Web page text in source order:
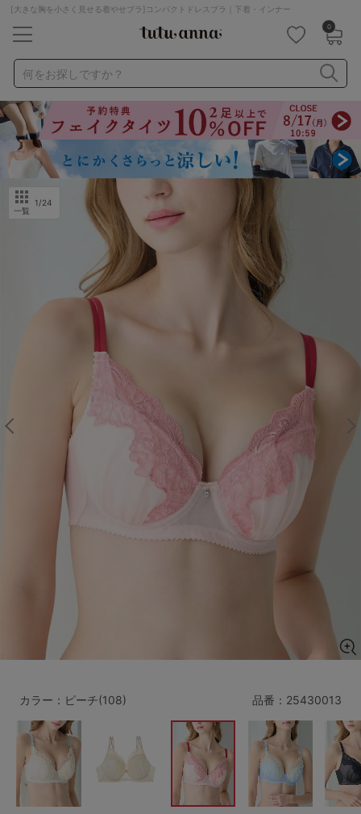
[大きな胸を小さく見せる着やせブラ]コンパクトドレスブラ｜下着・インナー
0
何をお探しですか？
ナイトブラ ノンワイヤー 特盛ブラ
チューブトップ
折り畳み
パジャマ ストッキング
キャミソール
ルームウェア
育乳ブラ アームカバー
カテゴリから探す
レッグウェア 下着
ルームウェア ライフスタイル
ギフトラッピング
SALE
サイズからブラを探す
A65 A70
D65 D70
E65 E70 E75 E80 E85
F65 F70 F75
G65 G70 G75
H70 H75
すべてのサイズを表示する
～999円 1,000～1,999円
2,000～2,999円 3,000～3,999円
一覧
1/24
品番： 25430013
カラー：ピーチ(108)